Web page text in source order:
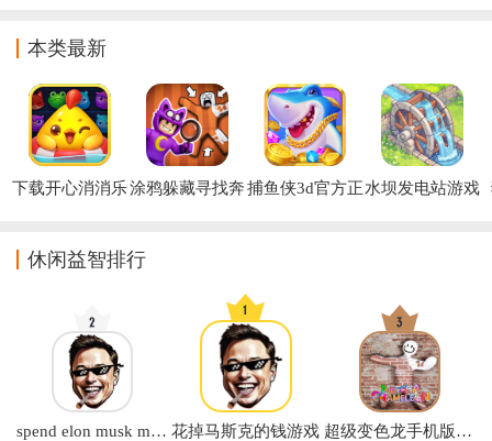
本类最新
下载开心消消乐涂鸦躲藏寻找奔捕鱼侠3d官方正水坝发电站游戏
休闲益智排行
spend elon musk money中文版下载(花掉马斯克的钱) 花掉马斯克的钱游戏 超级变色龙手机版正版